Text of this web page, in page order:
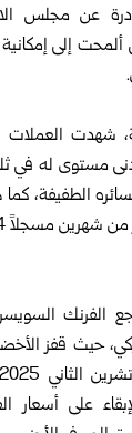
عن مجلس
ألمحت إلى
شهدت العملات
الطفيفة، كما
الفرنك
على أسعار